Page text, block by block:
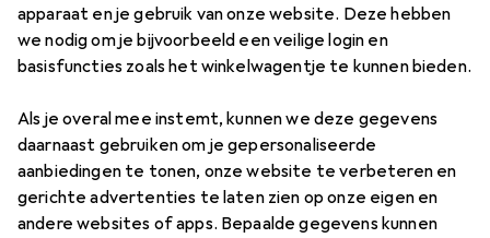
apparaat en je gebruik van onze website. Deze hebben
we nodig om je bijvoorbeeld een veilige login en
basisfuncties zoals het winkelwagentje te kunnen bieden.
Als je overal mee instemt, kunnen we deze gegevens
daarnaast gebruiken om je gepersonaliseerde
aanbiedingen te tonen, onze website te verbeteren en
gerichte advertenties te laten zien op onze eigen en
andere websites of apps. Bepaalde gegevens kunnen
EUR
59,64
Kabeltester